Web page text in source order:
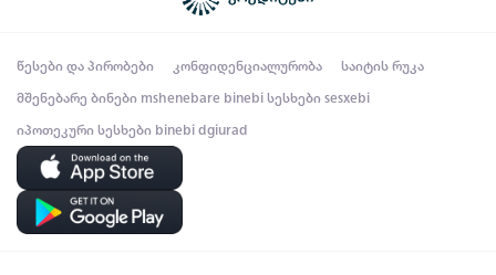
წესები და პირობები კონფიდენციალურობა საიტის რუკა
მშენებარე ბინები mshenebare binebi სესხები sesxebi
იპოთეკური სესხები binebi dgiurad